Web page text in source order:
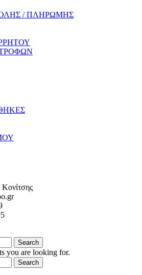
/ ΠΛΗΡΩΜΗΣ
Κονίτσης
Search
you are looking for.
Search